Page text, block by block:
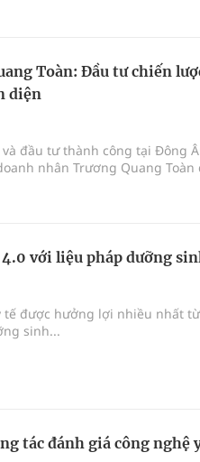
Toàn: Đầu tư chiến
diện
đầu tư thành công tại Đông
nhân Trương Quang
với liệu pháp dưỡng
được hưởng lợi nhiều nhất
sinh...
tác đánh giá công nghệ